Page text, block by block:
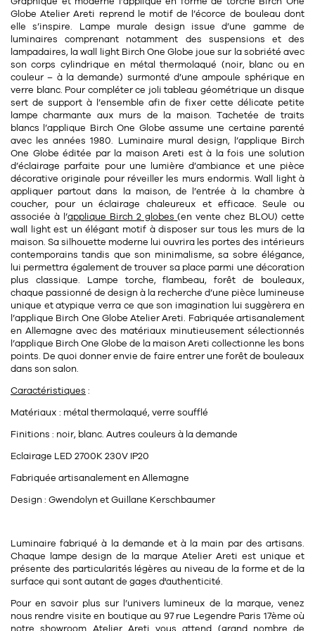
Boîte
Corbeille
Poubelle
Range document
Divers
textile132
Coussin
Créature
Literie
Plaid
Tapis
Rideau de douche
bougie 35
Candélabre
Bougeoirs
accessoire116
Rallonges
Table
Table basse
Tréteaux
Table d'appoint
pour le bureau39
Chaises de bureau
Bureau
Meuble à clapets
pour la chambre15
Commode
Chevet
Set de table
Tablier
Toile enduite au mètre
Torchon
sel et poivre14
divers 25
objets ludiques11
Travail d'artiste
librairie1
Livre
Revue
Divers
Housse, étui, coque
Divers
décoration1
Vases
Globe Atelier Areti reprend le motif de l’écorce de bouleau dont
elle s’inspire. Lampe murale design issue d’une gamme de
luminaires comprenant notamment des suspensions et des
lampadaires, la wall light Birch One Globe joue sur la sobriété avec
son corps cylindrique en métal thermolaqué (noir, blanc ou en
couleur – à la demande) surmonté d’une ampoule sphérique en
verre blanc. Pour compléter ce joli tableau géométrique un disque
sert de support à l’ensemble afin de fixer cette délicate petite
lampe charmante aux murs de la maison. Tachetée de traits
blancs l’applique Birch One Globe assume une certaine parenté
avec les années 1980. Luminaire mural design, l’applique Birch
One Globe éditée par la maison Areti est à la fois une solution
d’éclairage parfaite pour une lumière d’ambiance et une pièce
décorative originale pour réveiller les murs endormis. Wall light à
appliquer partout dans la maison, de l’entrée à la chambre à
coucher, pour un éclairage chaleureux et efficace. Seule ou
associée à l’applique Birch 2 globes (en vente chez BLOU) cette
wall light est un élégant motif à disposer sur tous les murs de la
maison. Sa silhouette moderne lui ouvrira les portes des intérieurs
contemporains tandis que son minimalisme, sa sobre élégance,
lui permettra également de trouver sa place parmi une décoration
plus classique. Lampe torche, flambeau, forêt de bouleaux,
chaque passionné de design à la recherche d’une pièce lumineuse
unique et atypique verra ce que son imagination lui suggèrera en
l’applique Birch One Globe Atelier Areti. Fabriquée artisanalement
en Allemagne avec des matériaux minutieusement sélectionnés
l’applique Birch One Globe de la maison Areti collectionne les bons
points. De quoi donner envie de faire entrer une forêt de bouleaux
dans son salon.
Caractéristiques :
Matériaux : métal thermolaqué, verre soufflé
Finitions : noir, blanc. Autres couleurs à la demande
Eclairage LED 2700K 230V IP20
Fabriquée artisanalement en Allemagne
Design : Gwendolyn et Guillane Kerschbaumer
Luminaire fabriqué à la demande et à la main par des artisans.
Chaque lampe design de la marque Atelier Areti est unique et
présente des particularités légères au niveau de la forme et de la
surface qui sont autant de gages d'authenticité.
Pour en savoir plus sur l’univers lumineux de la marque, venez
nous rendre visite en boutique au 97 rue Legendre Paris 17ème où